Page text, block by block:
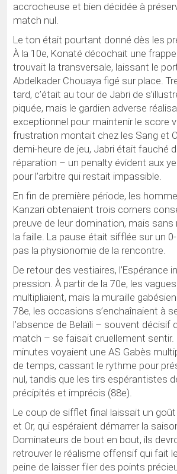
accrocheuse et bien décidée à
match nul.
Le ton était pourtant donné dès les
À la 10e, Konaté décochait une
trouvait la transversale, laissant le
Abdelkader Chouaya figé sur place.
tard, c’était au tour de Jabri de
piquée, mais le gardien adverse
exceptionnel pour maintenir le score
frustration montait chez les Sang et
demi-heure de jeu, Jabri était fauché
réparation – un penalty évident aux
pour l’arbitre qui restait impassible.
En fin de première période, les
Kanzari obtenaient trois corners
preuve de leur domination, mais
la faille. La pause était sifflée sur un
pas la physionomie de la rencontre.
De retour des vestiaires, l’Espérance
pression. À partir de la 70e, les
multipliaient, mais la muraille
78e, les occasions s’enchaînaient à
l’absence de Belaïli – souvent décisif
match – se faisait cruellement sentir.
minutes voyaient une AS Gabès
de temps, cassant le rythme pour
nul, tandis que les tirs espérantistes
précipités et imprécis (88e).
Le coup de sifflet final laissait un
et Or, qui espéraient démarrer la
Dominateurs de bout en bout, ils
retrouver le réalisme offensif qui fait
peine de laisser filer des points